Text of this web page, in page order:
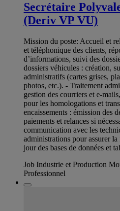
Secrétaire
(Deriv VP VU)
Mission du poste: Accueil et
et téléphonique des clients,
d’informations, suivi des
dossiers véhicules : création,
administratifs (cartes grises,
photos, etc.). - Traitement
gestion des courriers et e-
pour les homologations et
encaissements : émission des
paiements et relances si
communication avec les
administrations pour assurer
jour des bases de données et
Job Industrie et Production
Professionnel